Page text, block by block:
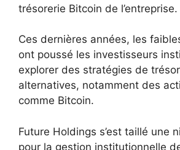
trésorerie Bitcoin de l’entreprise.
Ces dernières années, les
ont poussé les investisseurs
explorer des stratégies de
alternatives, notamment des
comme Bitcoin.
Future Holdings s’est taillé une
pour la gestion institutionnelle